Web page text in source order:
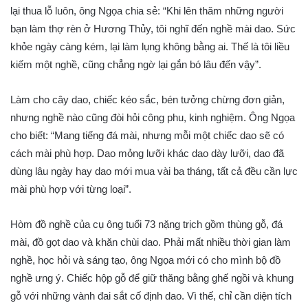
lại thua lỗ luôn, ông Ngọa chia sẻ: “Khi lên thăm những người
bạn làm thợ rèn ở Hương Thủy, tôi nghĩ đến nghề mài dao. Sức
khỏe ngày càng kém, lại làm lụng không bằng ai. Thế là tôi liều
kiếm một nghề, cũng chẳng ngờ lại gắn bó lâu đến vậy”.
Làm cho cây dao, chiếc kéo sắc, bén tưởng chừng đơn giản,
nhưng nghề nào cũng đòi hỏi công phu, kinh nghiệm. Ông Ngọa
cho biết: “Mang tiếng đá mài, nhưng mỗi một chiếc dao sẽ có
cách mài phù hợp. Dao mỏng lưỡi khác dao dày lưỡi, dao đã
dùng lâu ngày hay dao mới mua vài ba tháng, tất cả đều cần lực
mài phù hợp với từng loại”.
Hòm đồ nghề của cụ ông tuổi 73 nặng trịch gồm thùng gỗ, đá
mài, đồ gọt dao và khăn chùi dao. Phải mất nhiều thời gian làm
nghề, học hỏi và sáng tạo, ông Ngọa mới có cho mình bộ đồ
nghề ưng ý. Chiếc hộp gỗ để giữ thăng bằng ghế ngồi và khung
gỗ với những vành đai sắt cố định dao. Vì thế, chỉ cần diện tích